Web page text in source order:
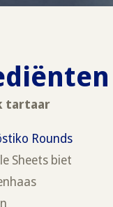
tartaar
Rounds
Sheets biet